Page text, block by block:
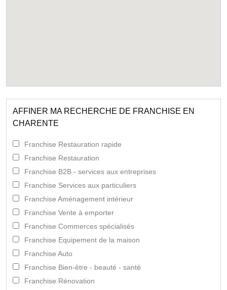
AFFINER MA RECHERCHE DE FRANCHISE EN
CHARENTE
Franchise Restauration rapide
Franchise Restauration
Franchise B2B - services aux entreprises
Franchise Services aux particuliers
Franchise Aménagement intérieur
Franchise Vente à emporter
Franchise Commerces spécialisés
Franchise Equipement de la maison
Franchise Auto
Franchise Bien-être - beauté - santé
Franchise Rénovation